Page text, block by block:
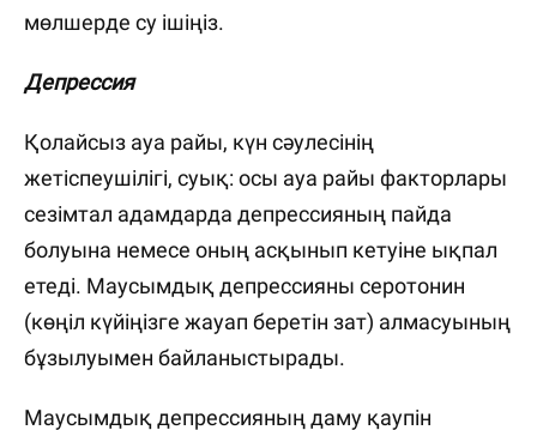
мөлшерде су ішіңіз.
Депрессия
Қолайсыз ауа райы, күн сәулесінің
жетіспеушілігі, суық: осы ауа райы факторлары
сезімтал адамдарда депрессияның пайда
болуына немесе оның асқынып кетуіне ықпал
етеді. Маусымдық депрессияны серотонин
(көңіл күйіңізге жауап беретін зат) алмасуының
бұзылуымен байланыстырады.
Маусымдық депрессияның даму қаупін